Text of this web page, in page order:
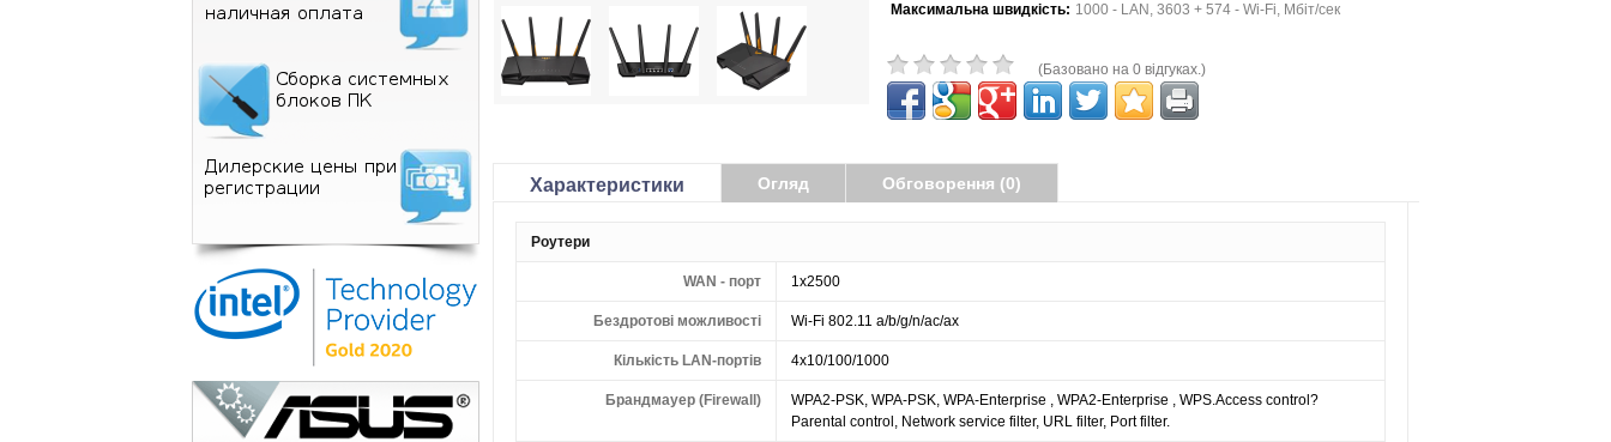
Максимальна швидкість: 1000 - LAN, 3603 + 574 - Wi-Fi, Мбіт/сек
(Базовано на 0 відгуках.)
Характеристики Огляд Обговорення (0)
Роутери
WAN - порт 1x2500
Бездротові можливості Wi-Fi 802.11 a/b/g/n/ac/ax
Кількість LAN-портів 4x10/100/1000
Брандмауер (Firewall)
WPA2-PSK, WPA-PSK, WPA-Enterprise , WPA2-Enterprise , WPS.Access control?
Parental control, Network service filter, URL filter, Port filter.